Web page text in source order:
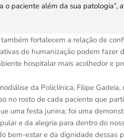
paciente além da sua patologia”,
fortalecem a relação de
de humanização podem fazer
hospitalar mais acolhedor e
da Policlínica, Filipe Gadeia,
no rosto de cada paciente que
uma festa junina; foi uma
e da alegria para dentro do
bem-estar e da dignidade dessas